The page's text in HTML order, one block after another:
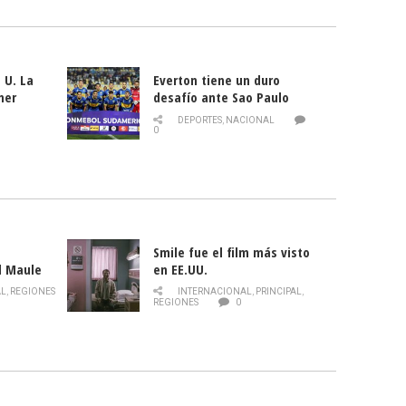
La
Everton tiene un duro
desafío ante Sao Paulo
DEPORTES, NACIONAL
0
Maule
de la
, REGIONES
Smile fue el film más visto
en EE.UU.
INTERNACIONAL, PRINCIPAL,
REGIONES
0